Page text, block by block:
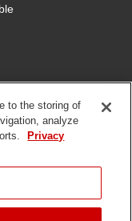
nous
to the storing of
analyze
Privacy